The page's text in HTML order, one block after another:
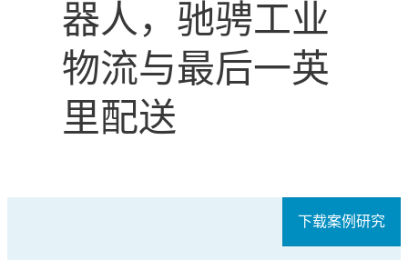
器人，驰骋工业
物流与最后一英
里配送
下载案例研究